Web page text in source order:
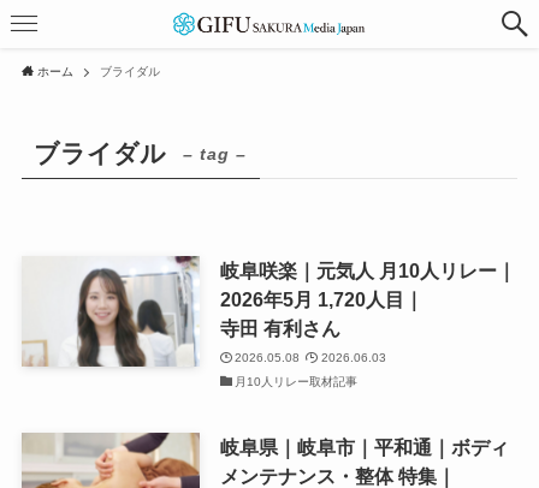
ホーム ブライダル
ブライダル – tag –
岐阜咲楽｜元気人 月10人リレー｜
2026年5月 1,720人目｜
寺田 有利さん
2026.05.08
2026.06.03
月10人リレー取材記事
岐阜県｜岐阜市｜平和通｜ボディ
メンテナンス・整体 特集｜